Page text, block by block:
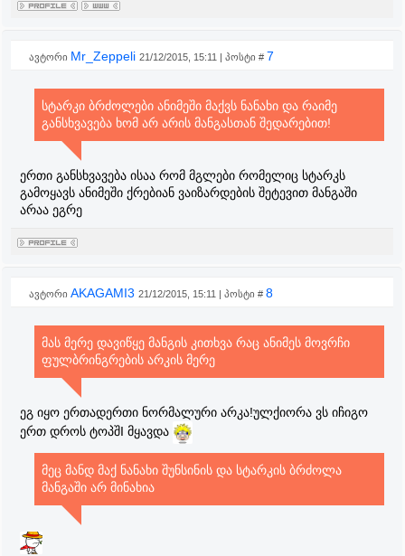
ავტორი Mr_Zeppeli 21/12/2015, 15:11 | პოსტი # 7
სტარკი ბრძოლები ანიმეში მაქვს ნანახი და რაიმე
განსხვავება ხომ არ არის მანგასთან შედარებით!
ერთი განსხვავება ისაა რომ მგლები რომელიც სტარკს
გამოყავს ანიმეში ქრებიან ვაიზარდების შეტევით მანგაში
არაა ეგრე
ავტორი AKAGAMI3 21/12/2015, 15:11 | პოსტი # 8
მას მერე დავიწყე მანგის კითხვა რაც ანიმეს მოვრჩი
ფულბრინგრების არკის მერე
ეგ იყო ერთადერთი ნორმალური არკა!ულქიორა ვს იჩიგო
ერთ დროს ტოპშI მყავდა
მეც მანდ მაქ ნანახი შუნსინის და სტარკის ბრძოლა
მანგაში არ მინახია